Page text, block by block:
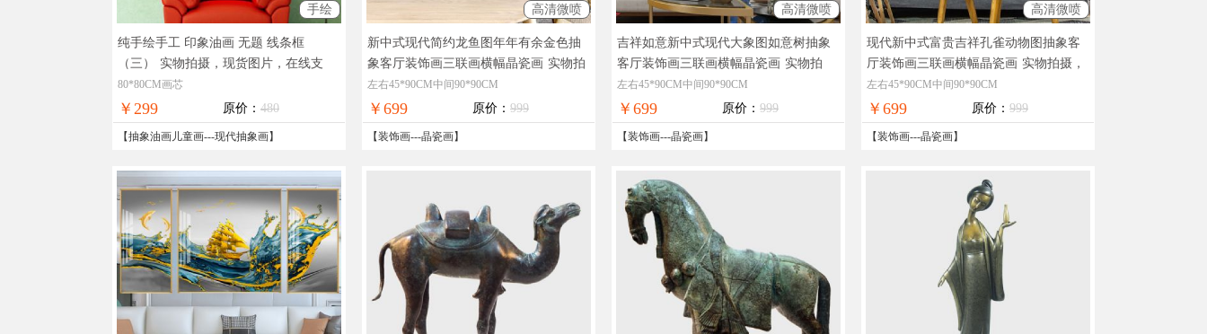
手绘
纯手绘手工 印象油画 无题 线条框
（三）
实物拍摄，现货图片，在线支
付，全国免邮
80*80CM画芯
￥299 原价： 480
【抽象油画儿童画---现代抽象画】
高清微喷
新中式现代简约龙鱼图年年有余金色抽
象客厅装饰画三联画横幅晶瓷画 实物拍
摄，现货图片，在线支付，全国免邮
左右45*90CM中间90*90CM
￥699 原价： 999
【装饰画---晶瓷画】
高清微喷
吉祥如意新中式现代大象图如意树抽象
客厅装饰画三联画横幅晶瓷画 实物拍
摄，现货图片，在线支付，全国免邮
左右45*90CM中间90*90CM
￥699 原价： 999
【装饰画---晶瓷画】
高清微喷
现代新中式富贵吉祥孔雀动物图抽象客
厅装饰画三联画横幅晶瓷画 实物拍摄，
现货图片，在线支付，全国免邮
左右45*90CM中间90*90CM
￥699 原价： 999
【装饰画---晶瓷画】